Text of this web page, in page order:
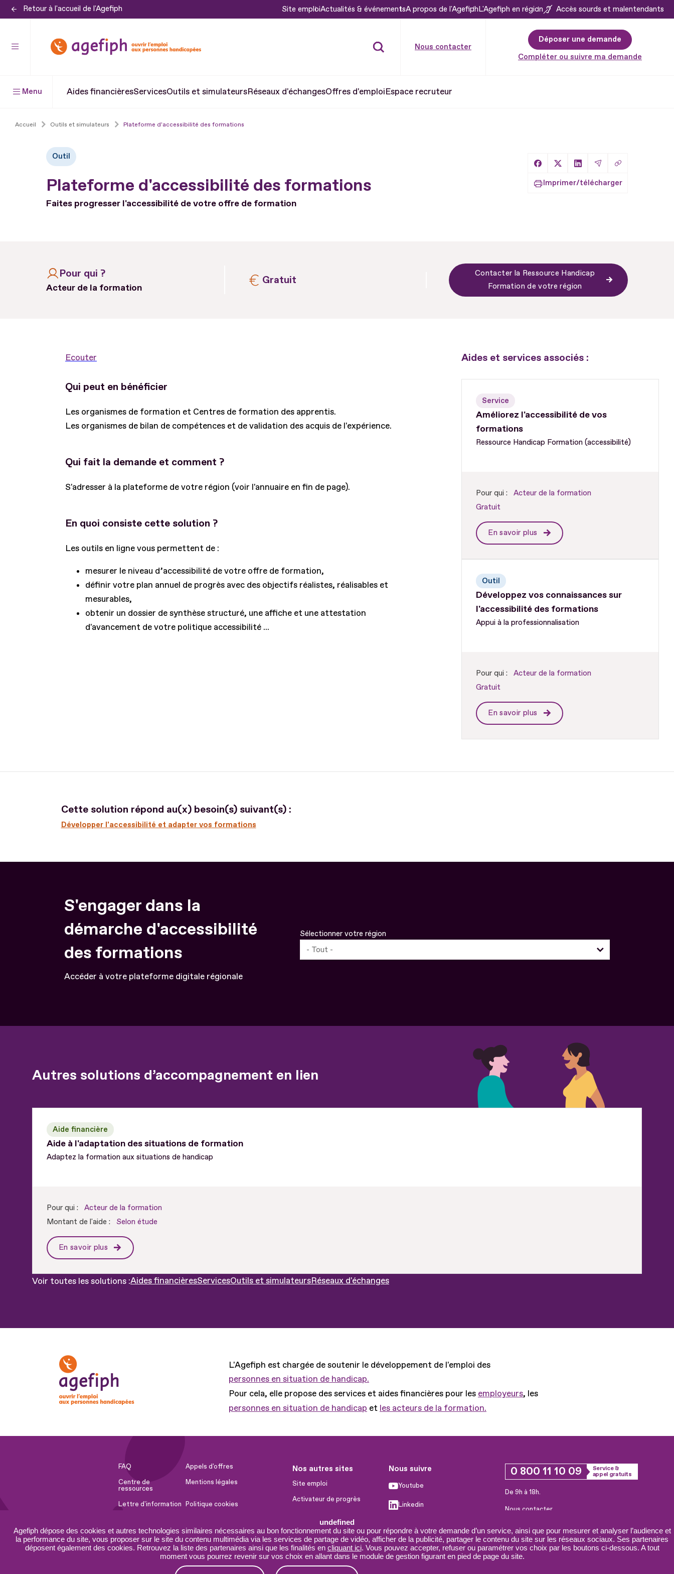
undefined
Agefiph dépose des cookies et autres technologies similaires nécessaires au bon fonctionnement du site ou pour répondre à votre demande d’un service, ainsi que pour mesurer et analyser l’audience et
la performance du site, vous proposer sur le site du contenu multimédia via les services de partage de vidéo, afficher de la publicité, partager le contenu du site sur les réseaux sociaux. Ses partenaires
déposent également des cookies. Retrouvez la liste des partenaires ainsi que les finalités en cliquant ici. Vous pouvez accepter, refuser ou paramétrer vos choix par les boutons ci-dessous. A tout
moment vous pourrez revenir sur vos choix en allant dans le module de gestion figurant en pied de page du site.
Aller
contenu
Retour à l'accueil de l'Agefiph Site emploiActualités & événementsA propos de l'AgefiphL'Agefiph en région Accès sourds et malentendants
Nous contacter
Déposer une demande
Compléter ou suivre ma demande
Menu Aides financièresServicesOutils et simulateursRéseaux d'échangesOffres d'emploiEspace recruteur
Accueil Outils et simulateurs Plateforme d'accessibilité des formations
Plateforme d'accessibilité des formations
Outil
Faites progresser l'accessibilité de votre offre de formation
Partager sur Facebook
Partager sur X
Partager sur LinkedIn
Partager par Email
Copier le lien
Imprimer/télécharger
Pour qui ?
Acteur de la formation
Gratuit
Contacter la Ressource Handicap
Formation de votre région
Ecouter
Qui peut en bénéficier
Les organismes de formation et Centres de formation des apprentis.
Les organismes de bilan de compétences et de validation des acquis de l'expérience.
Qui fait la demande et comment ?
S'adresser à la plateforme de votre région (voir l'annuaire en fin de page).
En quoi consiste cette solution ?
Les outils en ligne vous permettent de :
mesurer le niveau d’accessibilité de votre offre de formation,
définir votre plan annuel de progrès avec des objectifs réalistes, réalisables et
mesurables,
obtenir un dossier de synthèse structuré, une affiche et une attestation
d'avancement de votre politique accessibilité ...
Aides et services associés :
Améliorez l'accessibilité de vos
formations
Service
Ressource Handicap Formation (accessibilité)
Pour qui :
Acteur de la formation
Gratuit
En savoir plus
Développez vos connaissances sur
l'accessibilité des formations
Outil
Appui à la professionnalisation
Pour qui :
Acteur de la formation
Gratuit
En savoir plus
Cette solution répond au(x) besoin(s) suivant(s) :
Développer l'accessibilité et adapter vos formations
S'engager dans la
démarche d'accessibilité
des formations
Accéder à votre plateforme digitale régionale
Sélectionner votre région
Autres solutions d’accompagnement en lien
Aide à l'adaptation des situations de formation
Aide financière
Adaptez la formation aux situations de handicap
Pour qui :
Acteur de la formation
Montant de l'aide :
Selon étude
En savoir plus
Voir toutes les solutions :Aides financièresServicesOutils et simulateursRéseaux d'échanges
L'Agefiph est chargée de soutenir le développement de l'emploi des
personnes en situation de handicap.
Pour cela, elle propose des services et aides financières pour les employeurs, les
personnes en situation de handicap et les acteurs de la formation.
FAQ
Appels d'offres
Centre de
ressources
Mentions légales
Lettre d'information Politique cookies
Accessibilité :
partiellement
conforme
Plan du site
Nos autres sites
Site emploi
Activateur de progrès
Innovation et recherche
Université du RRH
Service AppuiPro
Nous suivre
Youtube
Linkedin
X
0 800 11 10 09
Service &
appel gratuits
De 9h à 18h.
Nous contacter